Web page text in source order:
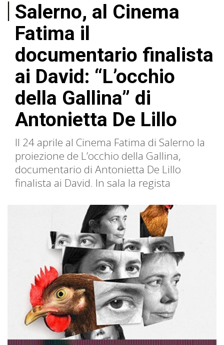
Salerno, al Cinema
Fatima il
documentario finalista
ai David: “L’occhio
della Gallina” di
Antonietta De Lillo
Il 24 aprile al Cinema Fatima di Salerno la
proiezione de L’occhio della Gallina,
documentario di Antonietta De Lillo
finalista ai David. In sala la regista